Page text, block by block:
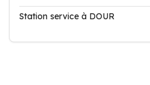
Station service à DOUR